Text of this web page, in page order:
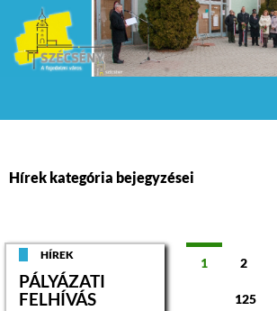
Hírek kategória bejegyzései
HÍREK
PÁLYÁZATI
FELHÍVÁS
Bejegyzések
navigációja
1 2
125